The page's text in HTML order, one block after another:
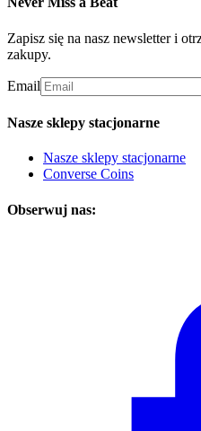
Zapisz się na nasz newsletter i
zakupy.
Email
Nasze sklepy stacjonarne
Nasze sklepy stacjonarne
Converse Coins
Obserwuj nas: